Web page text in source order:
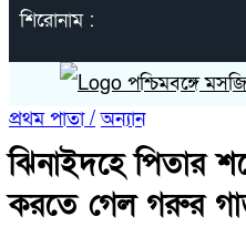
শিরোনাম :
পশ্চিমবঙ্গে
প্রথম পাতা / অন্যান
ঝিনাইদহে পিতার
করতে গেল গরুর